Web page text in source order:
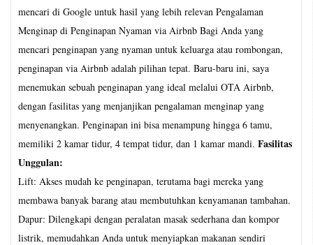
mencari di Google untuk hasil yang lebih relevan Pengalaman
Menginap di Penginapan Nyaman via Airbnb Bagi Anda yang
mencari penginapan yang nyaman untuk keluarga atau rombongan,
penginapan via Airbnb adalah pilihan tepat. Baru-baru ini, saya
menemukan sebuah penginapan yang ideal melalui OTA Airbnb,
dengan fasilitas yang menjanjikan pengalaman menginap yang
menyenangkan. Penginapan ini bisa menampung hingga 6 tamu,
memiliki 2 kamar tidur, 4 tempat tidur, dan 1 kamar mandi. Fasilitas
Unggulan:
Lift: Akses mudah ke penginapan, terutama bagi mereka yang
membawa banyak barang atau membutuhkan kenyamanan tambahan.
Dapur: Dilengkapi dengan peralatan masak sederhana dan kompor
listrik, memudahkan Anda untuk menyiapkan makanan sendiri